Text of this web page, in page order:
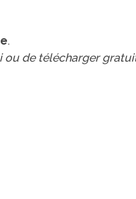
.
ou de télécharger